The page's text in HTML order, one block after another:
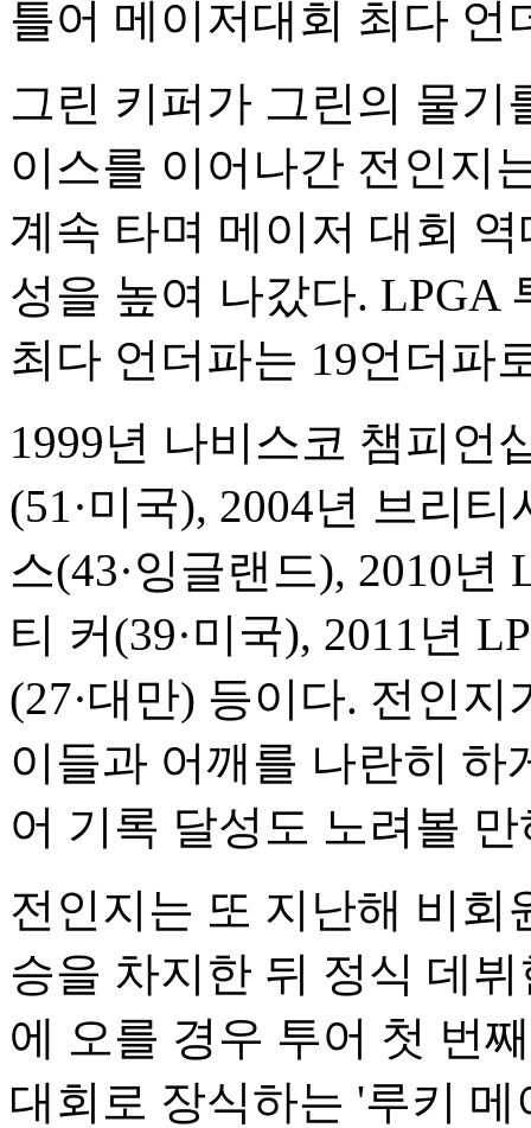
틀어 메이저대회 최다 언
그린 키퍼가 그린의 물기
이스를 이어나간 전인지
계속 타며 메이저 대회
성을 높여 나갔다. LPGA
최다 언더파는 19언더파
1999년 나비스코 챔피언
(51·미국), 2004년 브리
스(43·잉글랜드), 2010
티 커(39·미국), 2011년
(27·대만) 등이다. 전인
이들과 어깨를 나란히 하
어 기록 달성도 노려볼
전인지는 또 지난해 비회
승을 차지한 뒤 정식 데
에 오를 경우 투어 첫 번
대회로 장식하는 '루키